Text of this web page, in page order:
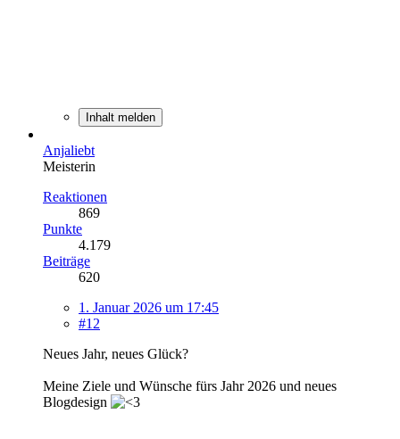
Inhalt melden
Anjaliebt
Meisterin
Reaktionen
869
Punkte
4.179
Beiträge
620
1. Januar 2026 um 17:45
#12
Neues Jahr, neues Glück?
Meine Ziele und Wünsche fürs Jahr 2026 und neues
Blogdesign